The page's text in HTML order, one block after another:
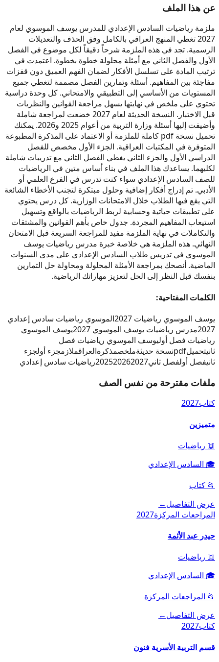
عن هذا الملف
ملزمة رياضيات السادس الإعدادي للمدرس يوسف الموسوي لعام
2027 تغطي المنهج العراقي بالكامل وفق الحذف والتعديلات
الرسمية. تجد في هذه الملزمة شرحاً دقيقاً لكل موضوع في الفصل
الأول والفصل الثاني مع أمثلة محلولة خطوة بخطوة. اعتمدت في
ترتيب المادة على تسلسل الأفكار لضمان الفهم العميق دون قفزات
مفاجئة بين المفاهيم. أسئلة وتمارين الفصل مصممة لتغطي جميع
المستويات من الأساسي إلى التطبيقي والامتحاني. كل وحدة دراسية
تحتوي على ملخص في نهايتها يسهل مراجعة القوانين والنظريات
قبل الاختبار. النسخة الحديثة لعام 2027 خضعت لمراجعة شاملة
وأضيفت إليها أسئلة وزارة التربية من أعوام 2025 و2026. يمكنك
تحميل نسخة pdf كاملة للملزمة أو الاعتماد على المذكرة المطبوعة
المتوفرة في المكتبات العراقية. الجزء الأول مخصص للفصل
الدراسي الأول والجزء الثاني يغطي الفصل الثاني مع تدريبات شاملة
لكليهما. يساعدك هذا الملف في بناء أساس متين في الرياضيات
للصف السادس الإعدادي سواء كنت تدرس في الفرع العلمي أو
الأدبي. تم إدراج أفكار إضافية وحلول مبتكرة لتجنب الأخطاء الشائعة
التي يقع فيها الطلاب خلال الامتحانات الوزارية. كل درس يحتوي
على تطبيقات حياتية وحسابية لربط الرياضيات بالواقع وتسهيل
استيعاب المفاهيم المجردة. جدول خاص بأهم القوانين والمشتقات
والتكاملات في نهاية الملزمة مفيد للمراجعة السريعة قبل الامتحان
النهائي. هذه الملزمة هي خلاصة خبرة مدرس رياضيات يوسف
الموسوي في تدريس طلاب السادس الإعدادي على مدى السنوات
الماضية. أنصحك بمراجعة الأمثلة المحلولة ومحاولة حل التمارين
بنفسك قبل النظر إلى الحل لتعزيز مهاراتك الرياضية.
الكلمات المفتاحية:
يوسف الموسوي رياضيات 2027
الموسوي رياضيات سادس إعدادي
2027مدرس رياضيات يوسف الموسوي 2027
يوسف الموسوي
رياضيات فصل أوليوسف الموسوي رياضيات فصل
ثانيتحميلpdfنسخة حديثةملخصمذكرةالعراقملازمجزء أولجزء
ثانيفصل أولفصل ثاني 202520262027 رياضيات سادس إعدادي
ملفات مقترحة من نفس الصف
كتاب2027
متميزين
📖 رياضيات
🎓 السادس الإعدادي
📂 كتاب
عرض التفاصيل←
المراجعات المركزة2027
حيدر عبد الأئمة
📖 رياضيات
🎓 السادس الإعدادي
📂 المراجعات المركزة
عرض التفاصيل←
كتاب2027
قسم التربية الأسرية فنون